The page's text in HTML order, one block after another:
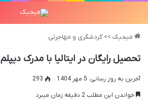
میجیک >> گردشگری و مهاجرتی
تحصیل رایگان در ایتالیا با مدرک دیپلم
آخرین به روز رسانی: 5 مهر 1404
293
خواندن این مطلب 2 دقیقه زمان میبرد